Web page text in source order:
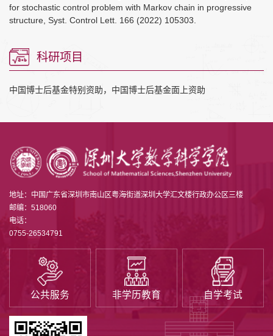
for stochastic control problem with Markov chain in progressive
structure, Syst. Control Lett. 166 (2022) 105303.
科研项目
中国博士后基金特别资助，中国博士后基金面上资助
地址：中国广东省深圳市南山区粤海街道深圳大学汇文楼行政办公区三楼
邮编：518060
电话：
0755-26534791
公共服务 非学历教育 自学考试